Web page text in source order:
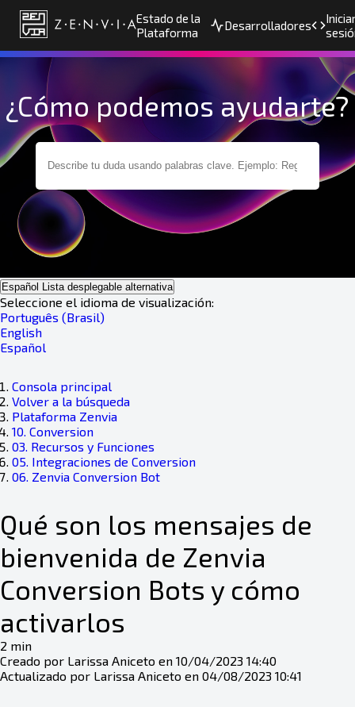
Estado de la
Plataforma
Desarrolladores
¿Cómo podemos ayudarte?
Español Lista desplegable alternativa
Seleccione el idioma de visualización:
Português (Brasil)
English
Español
Consola principal
Volver a la búsqueda
Plataforma Zenvia
10. Conversion
03. Recursos y Funciones
05. Integraciones de Conversion
06. Zenvia Conversion Bot
Qué son los mensajes de
bienvenida de Zenvia
Conversion Bots y cómo
activarlos
2 min
Creado por Larissa Aniceto en 10/04/2023 14:40
Actualizado por Larissa Aniceto en 04/08/2023 10:41